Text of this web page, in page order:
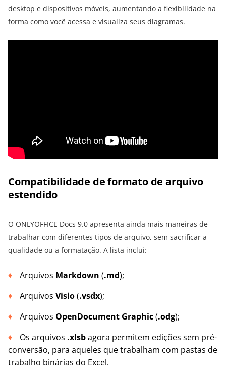
desktop e dispositivos móveis, aumentando a flexibilidade na
forma como você acessa e visualiza seus diagramas.
Compatibilidade de formato de arquivo
estendido
O ONLYOFFICE Docs 9.0 apresenta ainda mais maneiras de
trabalhar com diferentes tipos de arquivo, sem sacrificar a
qualidade ou a formatação. A lista inclui:
Arquivos Markdown (.md);
Arquivos Visio(.vsdx);
Arquivos OpenDocument Graphic(.odg);
Os arquivos .xlsbagora permitem edições sem pré-
conversão, para aqueles que trabalham com pastas de
trabalho binárias do Excel.